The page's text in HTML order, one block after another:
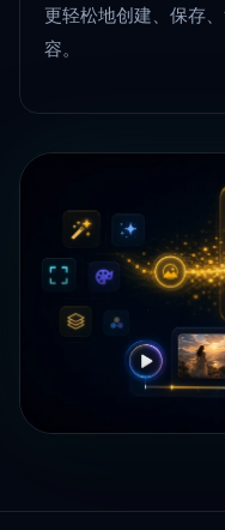
更轻松地创建、保存
容。